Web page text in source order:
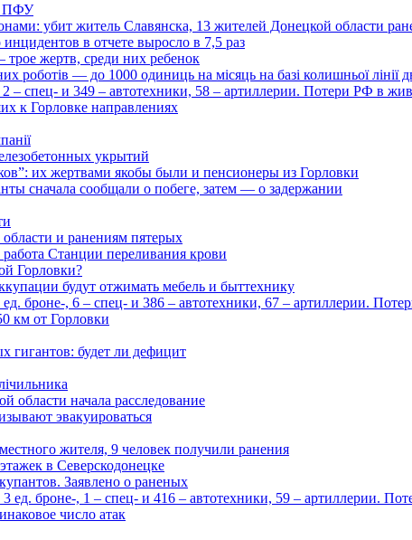
ПФУ
убит житель Славянска, 13 жителей Донецкой области
в отчете выросло в 7,5 раз
жертв, среди них ребенок
роботів — до 1000 одиниць на місяць на базі колишньої лінії
спец- и 349 – автотехники, 58 – артиллерии. Потери РФ в
к Горловке направлениях
укрытий
их жертвами якобы были и пенсионеры из Горловки
сначала сообщали о побеге, затем — о задержании
и ранениям пятерых
Станции переливания крови
Горловки?
будут отжимать мебель и быттехнику
броне-, 6 – спец- и 386 – автотехники, 67 – артиллерии.
км от Горловки
гигантов: будет ли дефицит
области начала расследование
эвакуироваться
жителя, 9 человек получили ранения
в Северскодонецке
Заявлено о раненых
броне-, 1 – спец- и 416 – автотехники, 59 – артиллерии.
число атак